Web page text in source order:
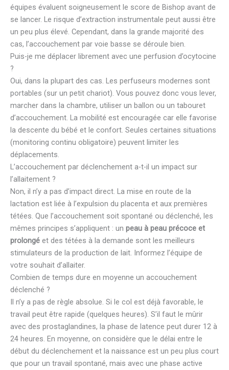
équipes évaluent soigneusement le score de Bishop avant de
se lancer. Le risque d’extraction instrumentale peut aussi être
un peu plus élevé. Cependant, dans la grande majorité des
cas, l’accouchement par voie basse se déroule bien.
Puis-je me déplacer librement avec une perfusion d’ocytocine
?
Oui, dans la plupart des cas. Les perfuseurs modernes sont
portables (sur un petit chariot). Vous pouvez donc vous lever,
marcher dans la chambre, utiliser un ballon ou un tabouret
d’accouchement. La mobilité est encouragée car elle favorise
la descente du bébé et le confort. Seules certaines situations
(monitoring continu obligatoire) peuvent limiter les
déplacements.
L’accouchement par déclenchement a-t-il un impact sur
l’allaitement ?
Non, il n’y a pas d’impact direct. La mise en route de la
lactation est liée à l’expulsion du placenta et aux premières
tétées. Que l’accouchement soit spontané ou déclenché, les
mêmes principes s’appliquent : un peau à peau précoce et
prolongé et des tétées à la demande sont les meilleurs
stimulateurs de la production de lait. Informez l’équipe de
votre souhait d’allaiter.
Combien de temps dure en moyenne un accouchement
déclenché ?
Il n’y a pas de règle absolue. Si le col est déjà favorable, le
travail peut être rapide (quelques heures). S’il faut le mûrir
avec des prostaglandines, la phase de latence peut durer 12 à
24 heures. En moyenne, on considère que le délai entre le
début du déclenchement et la naissance est un peu plus court
que pour un travail spontané, mais avec une phase active